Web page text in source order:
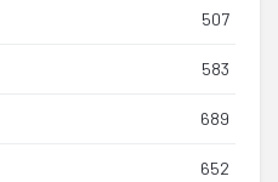
507
583
689
652